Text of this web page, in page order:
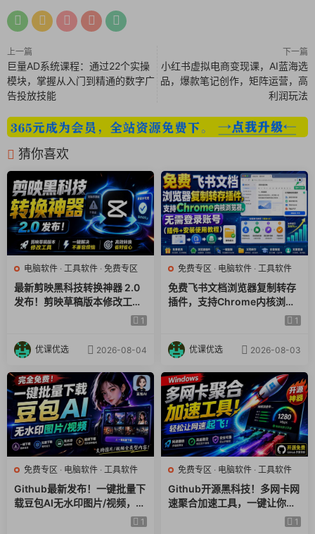
上一篇
巨量AD系统课程：通过22个实操
模块，掌握从入门到精通的数字广
告投放技能
下一篇
小红书虚拟电商变现课，AI蓝海选
品，爆款笔记创作，矩阵运营，高
利润玩法
猜你喜欢
电脑软件 · 工具软件 · 免费专区
最新剪映黑科技转换神器 2.0
发布！剪映草稿版本修改工具
，一键解决剪映草稿不兼容烦1
优课优选 2026-08-04
免费专区 · 电脑软件 · 工具软件
免费飞书文档浏览器复制转存
插件，支持Chrome内核浏览
器，无需登录账号（插件+安 1
优课优选 2026-08-03
免费专区 · 电脑软件 · 工具软件
Github最新发布！一键批量下
载豆包AI无水印图片/视频，简
单易用，自动解析提示词，do
1
免费专区 · 电脑软件 · 工具软件
Github开源黑科技！多网卡网
速聚合加速工具，一键让你的
电脑网速起飞，这感觉也太爽1